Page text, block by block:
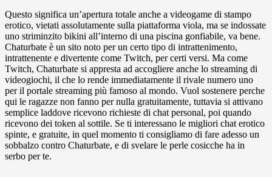
Questo significa un’apertura totale anche a videogame di stampo
erotico, vietati assolutamente sulla piattaforma viola, ma se indossate
uno striminzito bikini all’interno di una piscina gonfiabile, va bene.
Chaturbate è un sito noto per un certo tipo di intrattenimento,
intrattenente e divertente come Twitch, per certi versi. Ma come
Twitch, Chaturbate si appresta ad accogliere anche lo streaming di
videogiochi, il che lo rende immediatamente il rivale numero uno
per il portale streaming più famoso al mondo. Vuol sostenere perche
qui le ragazze non fanno per nulla gratuitamente, tuttavia si attivano
semplice laddove ricevono richieste di chat personal, poi quando
ricevono dei token al sottile. Se ti interessano le migliori chat erotico
spinte, e gratuite, in quel momento ti consigliamo di fare adesso un
sobbalzo contro Chaturbate, e di svelare le perle cosicche ha in
serbo per te.